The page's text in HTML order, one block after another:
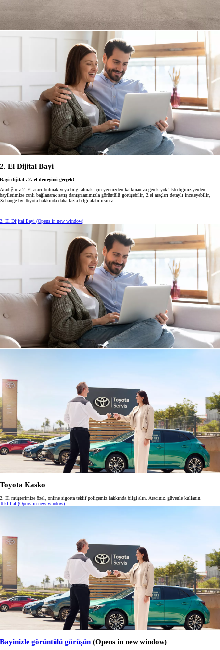
2. El Dijital Bayi
Bayi dijital , 2. el deneyimi gerçek!
Aradığınız 2. El aracı bulmak veya bilgi almak için yerinizden kalkmanıza gerek yok! İstediğiniz yerden
bayilerimize canlı bağlanarak satış danışmanımızla görüntülü görüşebilir, 2.el araçları detaylı inceleyebilir,
Xchange by Toyota hakkında daha fazla bilgi alabilirsiniz.
2. El Dijital Bayi (Opens in new window)
Toyota Kasko
2. El müşterimize özel, online sigorta teklif poliçemiz hakkında bilgi alın. Aracınızı güvenle kullanın.
Teklif al (Opens in new window)
Bayinizle görüntülü görüşün (Opens in new window)